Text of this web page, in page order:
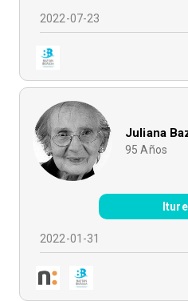
2022-07-23
Juliana
95 Años
2022-01-31